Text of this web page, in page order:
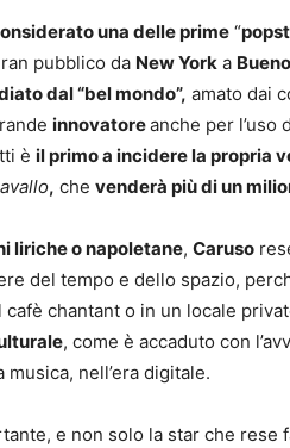
una delle prime “
pubblico da New York a
dal “bel mondo”, amato dai
innovatoreanche per
è il primo a incidere la propria
, che venderà più di un
liriche o napoletane, Caruso
del tempo e dello spazio,
cafè chantant o in un locale
, come è accaduto con
musica, nell’era digitale.
e non solo la star che rese